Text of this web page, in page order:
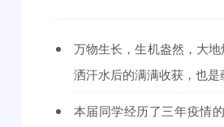
万物生长，生机盎然，大
洒汗水后的满满收获，也是
本届同学经历了三年疫情